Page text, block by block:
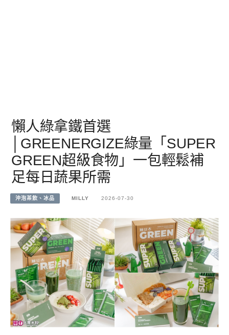
懶人綠拿鐵首選
│GREENERGIZE綠量「SUPER
GREEN超級食物」一包輕鬆補
足每日蔬果所需
沖泡茶飲、冰品 MILLY 2026-07-30